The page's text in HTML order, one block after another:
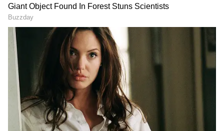
பற்றி பெயர் ஜோதிடம் என்ன சொல்கிறது
என்று பார்ப்போம்.
ஏசியாநெட் தமிழ்-ஐ உங்கள் முதன்மைத்
தேர்வாக்குங்கள்